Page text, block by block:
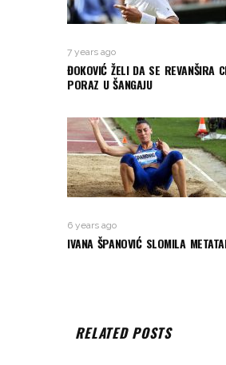
7 years ago
ĐOKOVIĆ ŽELI DA SE REVANŠIRA
PORAZ U ŠANGAJU
6 years ago
IVANA ŠPANOVIĆ SLOMILA
RELATED POSTS